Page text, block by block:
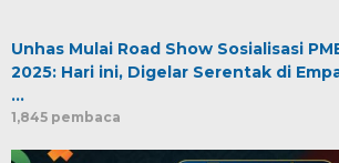
Unhas Mulai Road Show Sosialisasi
2025: Hari ini, Digelar Serentak di
…
1,845 pembaca